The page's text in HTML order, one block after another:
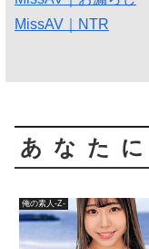
MissAV｜NTR
あなた
俺の素人-Z-